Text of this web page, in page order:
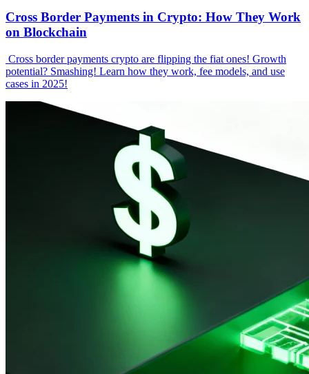
Cross Border Payments in Crypto: How They Work
on Blockchain
‍ Cross border payments crypto are flipping the fiat ones! Growth
potential? Smashing! Learn how they work, fee models, and use
cases in 2025!